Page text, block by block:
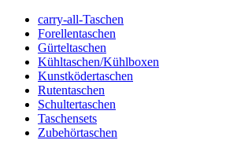
carry-all-Taschen
Forellentaschen
Gürteltaschen
Kühltaschen/Kühlboxen
Kunstködertaschen
Rutentaschen
Schultertaschen
Taschensets
Zubehörtaschen